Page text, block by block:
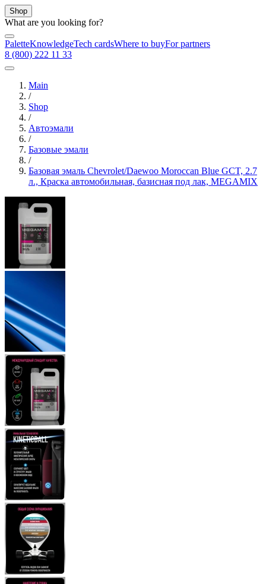
Shop
What are you looking for?
PaletteKnowledgeTech cardsWhere to buyFor partners
8 (800) 222 11 33
Main
/
Shop
/
Автоэмали
/
Базовые эмали
/
Базовая эмаль Chevrolet/Daewoo Moroccan Blue GCT, 2.7
л., Краска автомобильная, базисная под лак, MEGAMIX